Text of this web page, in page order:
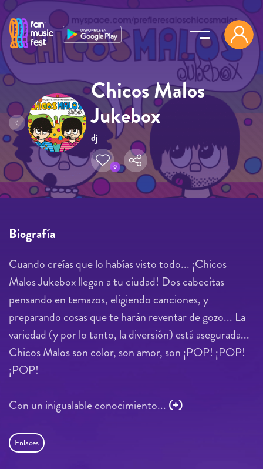
Pasar al contenido principal
Chicos Malos
Jukebox
dj
0
Biografía
Cuando creías que lo habías visto todo... ¡Chicos
Malos Jukebox llegan a tu ciudad! Dos cabecitas
pensando en temazos, eligiendo canciones, y
preparando cosas que te harán reventar de gozo... La
variedad (y por lo tanto, la diversión) está asegurada...
Chicos Malos son color, son amor, son ¡POP! ¡POP!
¡POP!
Con un inigualable conocimiento... (+)
Enlaces